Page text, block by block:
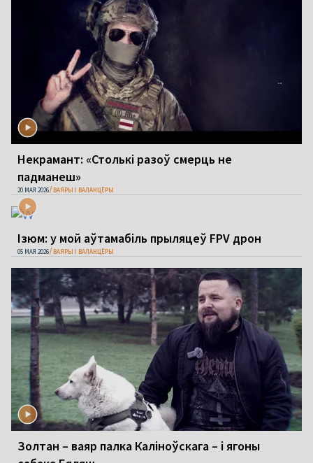
Некрамант: «Столькі разоў смерць не
падманеш»
20 МАЯ 2026 ВАЯРЫ І ВАЛАНЦЁРЫ
Ізюм: у мой аўтамабіль прыляцеў FPV дрон
05 МАЯ 2026 ВАЯРЫ І ВАЛАНЦЁРЫ
Золтан – ваяр палка Каліноўскага – і ягоны